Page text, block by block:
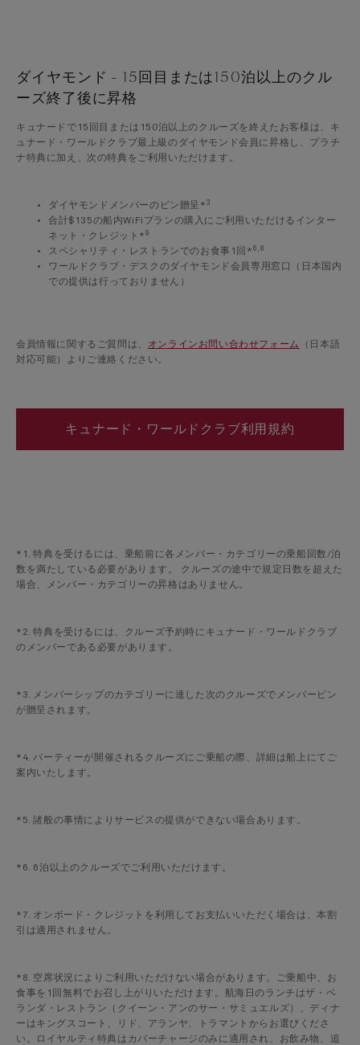
ダイヤモンド - 15回目または150泊以上のクル
ーズ終了後に昇格
キュナードで15回目または150泊以上のクルーズを終えたお客様は、キ
ュナード・ワールドクラブ最上級のダイヤモンド会員に昇格し、プラチ
ナ特典に加え、次の特典をご利用いただけます。
ダイヤモンドメンバーのピン贈呈* 3
合計$135の船内WiFiプランの購入にご利用いただけるインター
ネット・クレジット* 9
スペシャリティ・レストランでのお食事1回* 6,8
ワールドクラブ・デスクのダイヤモンド会員専用窓口（日本国内
での提供は行っておりません）
会員情報に関するご質問は、 オンラインお問い合わせフォーム
（日本語
対応可能）よりご連絡ください。
キュナード・ワールドクラブ利用規約
*1. 特典を受けるには、乗船前に各メンバー・カテゴリーの乗船回数/泊
数を満たしている必要があります。 クルーズの途中で規定日数を超えた
場合、メンバー・カテゴリーの昇格はありません。
*2. 特典を受けるには、クルーズ予約時にキュナード・ワールドクラブ
のメンバーである必要があります。
*3. メンバーシップのカテゴリーに達した次のクルーズでメンバーピン
が贈呈されます。
*4. パーティーが開催されるクルーズにご乗船の際、詳細は船上にてご
案内いたします。
*5. 諸般の事情によりサービスの提供ができない場合あります。
*6. 6泊以上のクルーズでご利用いただけます。
*7. オンボード・クレジットを利用してお支払いいただく場合は、本割
引は適用されません。
*8. 空席状況によりご利用いただけない場合があります。ご乗船中、お
食事を1回無料でお召し上がりいただけます。航海日のランチはザ・ベ
ランダ・レストラン（クイーン・アンのサー・サミュエルズ）、ディナ
ーはキングスコート、リド、アランヤ、トラマントからお選びくださ
い。ロイヤルティ特典はカバーチャージのみに適用され、お飲み物、追